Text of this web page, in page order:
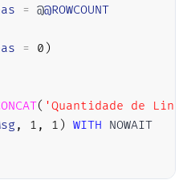
= @@ROWCOUNT
= 0 )
( 'Quantidade de
, 1 , 1 ) WITH NOWAIT